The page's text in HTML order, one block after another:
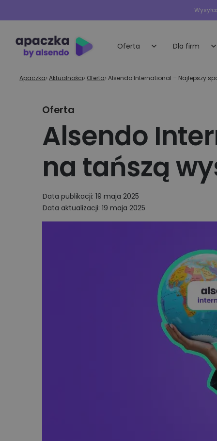
Oferta
Przesyłki międzynarodowe
Wysyłka palet
Wysyłaj najbardziej wymagające ładunki
Przesyłki ekspresowe
Wysyłka opon kurierem
Dla firm
E-sklepy
e-commerce
Duże firmy i
Technologiczne
Apaczka PRO
Apaczka»Aktualności» Oferta»Alsendo International – Najlepszy
Oferta
Alsendo
na tańszą
Data publikacji: 19 maja 2025
Data aktualizacji: 19 maja 2025